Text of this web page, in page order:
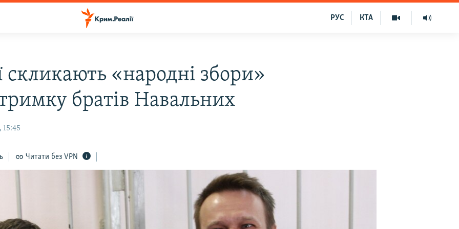
КТА
РУС
скликають «народні збори»
братів Навальних
15:45
Читати без VPN